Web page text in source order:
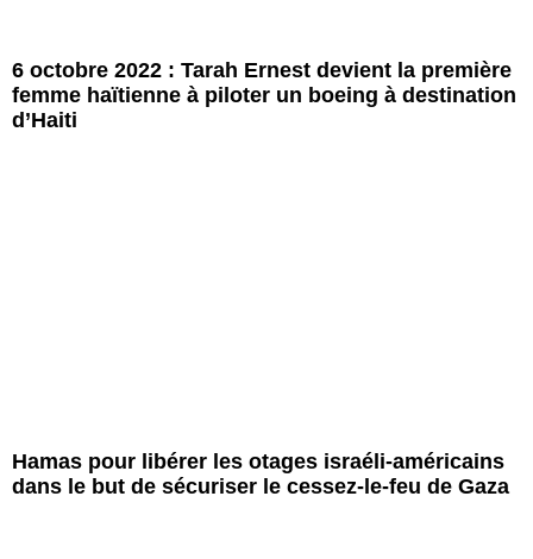
6 octobre 2022 : Tarah Ernest devient la première
femme haïtienne à piloter un boeing à destination
d’Haiti
Hamas pour libérer les otages israéli-américains
dans le but de sécuriser le cessez-le-feu de Gaza